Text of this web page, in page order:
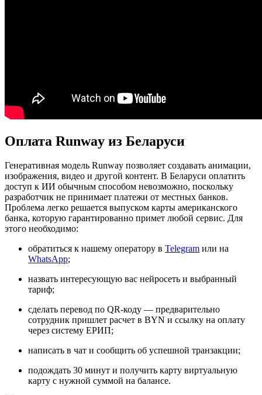
Оплата Runway из Беларуси
Генеративная модель Runway позволяет создавать анимации,
изображения, видео и другой контент. В Беларуси оплатить
доступ к ИИ обычным способом невозможно, поскольку
разработчик не принимает платежи от местных банков.
Проблема легко решается выпуском карты американского
банка, которую гарантированно примет любой сервис. Для
этого необходимо:
обратиться к нашему оператору в Telegram или на
WhatsApp;
назвать интересующую вас нейросеть и выбранный
тариф;
сделать перевод по QR-коду — предварительно
сотрудник пришлет расчет в BYN и ссылку на оплату
через систему ЕРИП;
написать в чат и сообщить об успешной транзакции;
подождать 30 минут и получить карту виртуальную
карту с нужной суммой на балансе.